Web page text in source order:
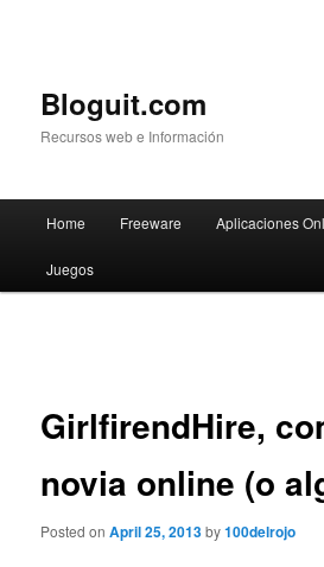
Bloguit.com
Recursos web e Información
Skip
to
Home Freeware Aplicaciones
Juegos
GirlfirendHire,
novia online (o
Posted onApril 25, 2013by100delrojo